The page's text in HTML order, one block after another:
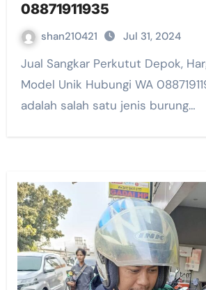
08871911935
shan210421 Jul 31, 2024
Jual Sangkar Perkutut Depok, Harga Bersahabat
Model Unik Hubungi WA
adalah salah satu jenis burung…